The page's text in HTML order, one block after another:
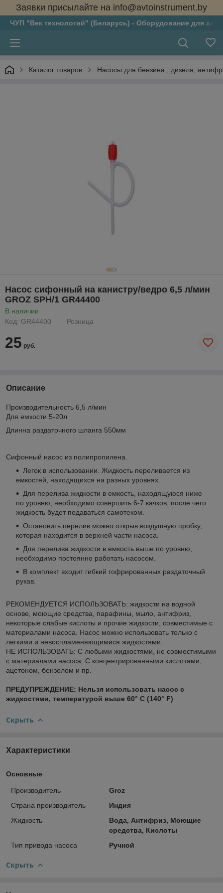
Заявки присылайте на info@avtoinstrument.by
ЧУП "Век технологий" (Беларусь) - Оборудование для
Каталог товаров Насосы для бензина , дизеля,
Насос сифонный на канистру/ведро 6,5 л/мин
GROZ SPH/1 GR44400
В наличии
Код: GR44400
Розница
25 руб.
Описание
Производительность 6,5 л/мин
Для емкости 5-20л
Длинна раздаточного шланга 550мм
Сифонный насос из полипропилена.
Легок в использовании. Жидкость переливается из
емкостей, находящихся на разных уровнях.
Для перелива жидкости в емкость, находящуюся ниже
по уровню, необходимо совершить 6-7 качков, после чего
жидкость будет подаваться самотеком.
Остановить перелив можно открыв воздушную пробку,
которая находится в верхней части насоса.
Для перелива жидкости в емкость выше по уровню,
необходимо постоянно работать насосом.
В комплект входит гибкий гофрированных раздаточный
рукав.
РЕКОМЕНДУЕТСЯ ИСПОЛЬЗОВАТЬ: жидкости на водной
основе, моющие средства, парафины, мыло, антифриз,
некоторые слабые кислоты и прочие жидкости, совместимые с
материалами насоса. Насос можно использовать только с
легкими и невоспламеняющимися жидкостями.
НЕ ИСПОЛЬЗОВАТЬ: С любыми жидкостями, не совместимыми
с материалами насоса. С концентрированными кислотами,
ацетоном, бензолом и пр.
ПРЕДУПРЕЖДЕНИЕ: Нельзя использовать насос с
жидкостями, температурой выше 60° C (140° F)
Скрыть
Характеристики
Основные
Производитель
Groz
Страна производитель
Индия
Жидкость
Вода, Антифриз, Моющие
средства, Кислоты
Тип привода насоса
Ручной
Скрыть